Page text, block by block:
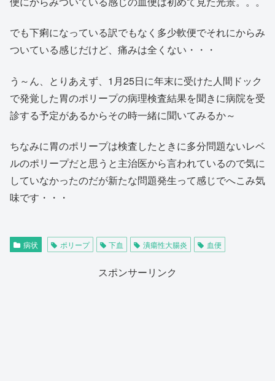
でも下痢になっている訳でもなく多少軟便でそれにからみ
ついている感じだけど、痛みは全くない・・・
う～ん、とりあえず、1月25日に年末に受けた人間ドック
で発覚した胃のポリープの病理検査結果を聞きに病院を受
診する予定があるからその時一緒に聞いてみるか～
ちなみに胃のポリープは検査したときに多分問題ないレベ
ルのポリープだと思うと主治医から言われているので気に
していなかったのだが新たな問題発生って感じでへこみ気
味です・・・
病状 ポリープ 下血 潰瘍性大腸炎 血便
スポンサーリンク